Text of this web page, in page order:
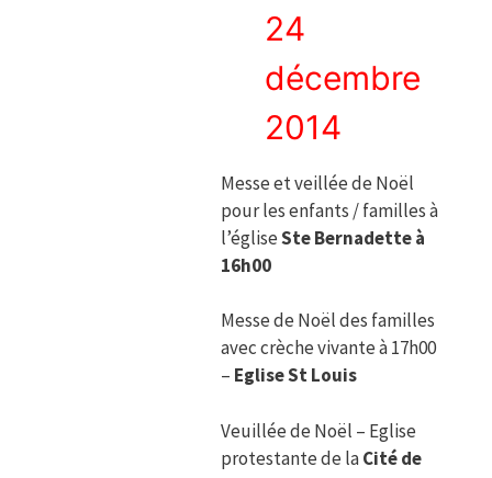
24
décembre
2014
Messe et veillée de Noël
pour les enfants / familles à
l’égliseSte Bernadette à
16h00
Messe de Noël des familles
avec crèche vivante à 17h00
– Eglise St Louis
Veuillée de Noël – Eglise
protestante de laCité de